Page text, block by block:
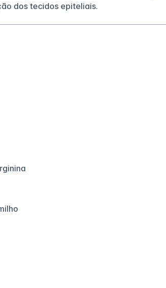
dos tecidos epiteliais.